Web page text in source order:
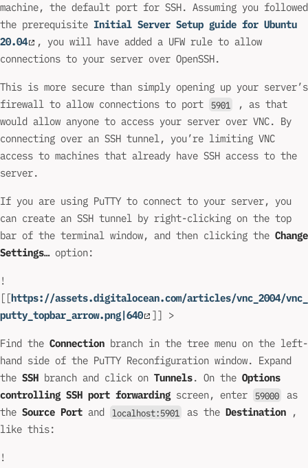
machine, the default port for SSH. Assuming you followed
the prerequisite Initial Server Setup guide for Ubuntu
20.04
, you will have added a UFW rule to allow
connections to your server over OpenSSH.
This is more secure than simply opening up your server’s
firewall to allow connections to port
5901
, as that
would allow anyone to access your server over VNC. By
connecting over an SSH tunnel, you’re limiting VNC
access to machines that already have SSH access to the
server.
If you are using PuTTY to connect to your server, you
can create an SSH tunnel by right-clicking on the top
bar of the terminal window, and then clicking the Change
Settings…option:
!
[[https://assets.digitalocean.com/articles/vnc_2004/vnc_
putty_topbar_arrow.png|640
]] >
Find the Connection branch in the tree menu on the left-
hand side of the PuTTY Reconfiguration window. Expand
the SSH branch and click on Tunnels. On the Options
controlling SSH port forwarding screen, enter 59000
as
the Source Port and localhost:5901 as theDestination ,
like this:
!